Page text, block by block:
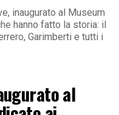
inaugurato al Museum
hanno fatto la storia: il
Garimberti e tutti i
al